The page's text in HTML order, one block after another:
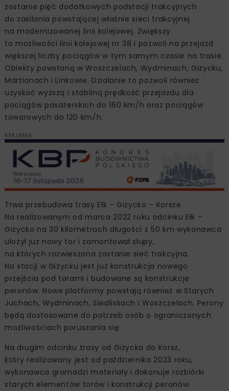
zostanie pięć dodatkowych podstacji trakcyjnych
do zasilania powstającej właśnie sieci trakcyjnej
na modernizowanej linii kolejowej. Zwiększy
to możliwości linii kolejowej nr 38 i pozwoli na przejazd
większej liczby pociągów w tym samym czasie na trasie.
Obiekty powstaną w Woszczelach, Wydminach, Giżycku,
Martianach i Linkowie. Działanie to pozwoli również
uzyskać wyższą i stabilną prędkość przejazdu dla
pociągów pasażerskich do 160 km/h oraz pociągów
towarowych do 120 km/h.
REKLAMA
Trwa przebudowa trasy Ełk – Giżycko – Korsze.
Na realizowanym od marca 2022 roku odcinku Ełk –
Giżycko na 30 kilometrach długości z 50 km wykonawca
ułożył już nowy tor i zamontował słupy,
na których rozwieszona zostanie sieć trakcyjna.
Na stacji w Giżycku jest już konstrukcja nowego
przejścia pod torami i budowane są konstrukcje
peronów. Nowe platformy powstają również w Starych
Juchach, Wydminach, Siedliskach i Woszczelach. Perony
będą dostosowane do potrzeb osób o ograniczonych
możliwościach poruszania się.
Na drugim odcinku trasy od Giżycka do Korsz,
który realizowany jest od października 2023 roku,
wykonawca gromadzi materiały i dokonuje rozbiórki
starych elementów torów i konstrukcji peronów.